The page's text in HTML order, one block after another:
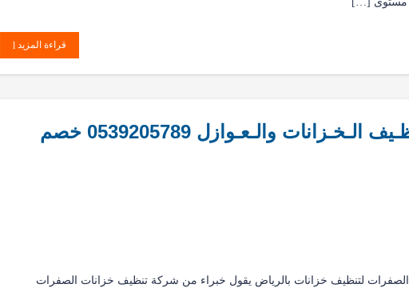
قراءة المزيد
شــركــة الـصفـرات لـتنـظـيف الـخـزانات والـعـوازل 0539205789 خصم
الصفرات لتنظيف خزانات بالرياض يقول خبراء من شركة تنظيف خزانات الصفرات